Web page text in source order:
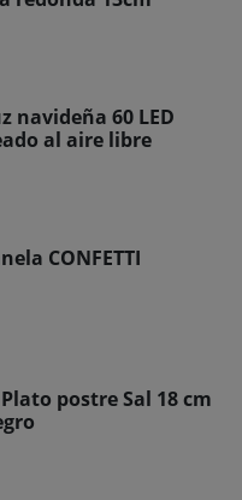
navideña 60 LED
al aire libre
CONFETTI
postre Sal 18 cm